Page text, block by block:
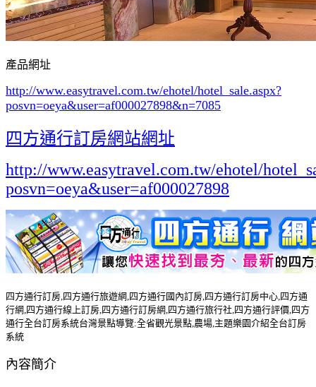
產品網址
http://www.easytravel.com.tw/ehotel/hotel_sale.aspx?
posvn=oeya&user=af000027898&n=7085
四方通行訂房網站網址
http://www.easytravel.com.tw/ehotel/
posvn=oeya&user=af000027898
四方通行訂房,四方通行旅遊網,四方通行國內訂房,四方通行訂房中心,四方通
行網,四方通行線上訂房,四方通行訂房網,四方通行旅行社,四方通行評價,四方
通行全台訂房系統台灣景點導覽:全省觀光景點,農場,主題樂園介紹全台訂房
系統
內容簡介